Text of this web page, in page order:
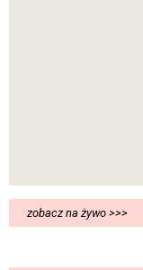
zobacz na żywo >>>